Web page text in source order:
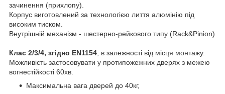
зачинення (прихлопу).
Корпус виготовлений за технологією лиття алюмінію під
високим тиском.
Внутрішній механізм - шестерно-рейкового типу (Rack&Pinion)
Клас 2/3/4, згідно EN1154 , в залежності від місця монтажу.
Можливість застосовувати у протипожежних дверях з межею
вогнестійкості 60хв.
Максимальна вага дверей до 40кг,